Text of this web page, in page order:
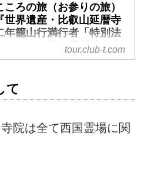
ころの旅（お参りの旅）
世界遺産・比叡山延暦寺
年籠山行満行者「特別法
」もみじ輝く播州清水寺
会まつり 3日間』｜クラ
ろの旅（お参りの旅）＞
界遺産・比叡山延暦寺十二年
く播州清水寺千燈会まつり 3
tour.club-t.com
て
院は全て西国霊場に関